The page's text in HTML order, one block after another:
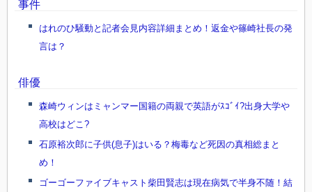
事件
はれのひ騒動と記者会見内容詳細まとめ！返金や篠崎社長の発
言は？
俳優
森崎ウィンはミャンマー国籍の両親で英語がｽｺﾞｲ?出身大学や
高校はどこ?
石原裕次郎に子供(息子)はいる？梅毒など死因の真相総まと
め！
ゴーゴーファイブキャスト柴田賢志は現在病気で半身不随！結